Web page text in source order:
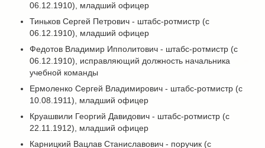
06.12.1910), младший офицер
Тиньков Сергей Петрович - штабс-ротмистр (с
06.12.1910), младший офицер
Федотов Владимир Ипполитович - штабс-ротмистр (с
06.12.1910), исправляющий должность начальника
учебной команды
Ермоленко Сергей Владимирович - штабс-ротмистр (с
10.08.1911), младший офицер
Круашвили Георгий Давидович - штабс-ротмистр (с
22.11.1912), младший офицер
Карницкий Вацлав Станиславович - поручик (с